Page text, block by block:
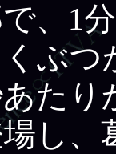
、1
ぶつ
あた
し、